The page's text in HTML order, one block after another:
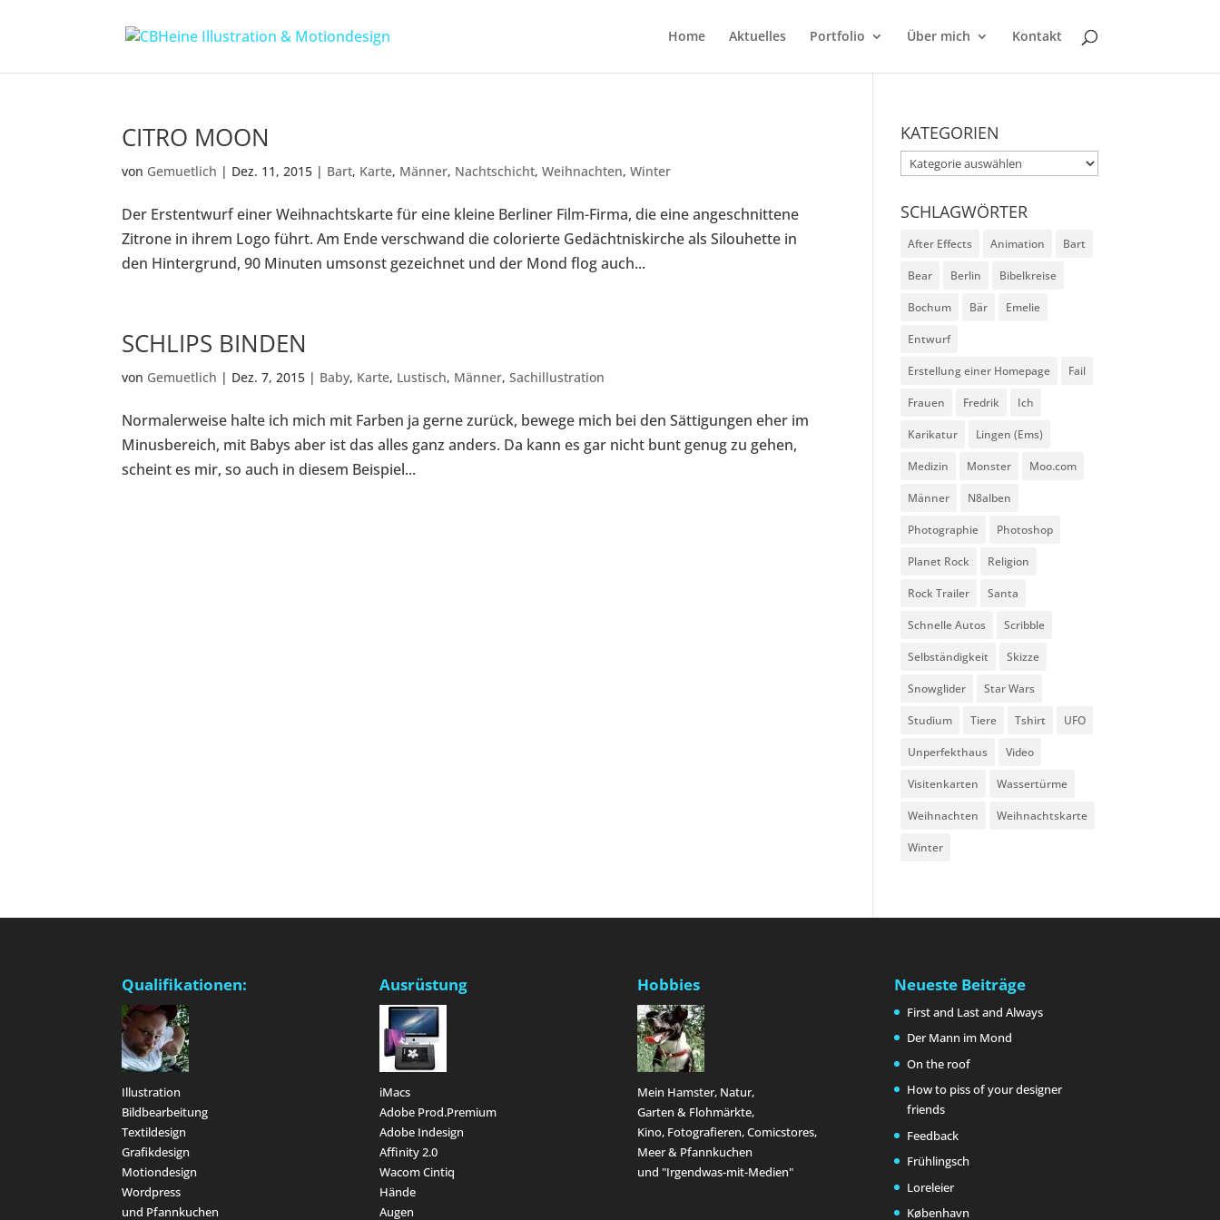
Home Aktuelles Portfolio Über mich Kontakt
CITRO MOON
von Gemuetlich | Dez. 11, 2015 | Bart, Karte, Männer, Nachtschicht,Weihnachten,Winter
Der Erstentwurf einer Weihnachtskarte für eine kleine Berliner Film-Firma, die eine angeschnittene
Zitrone in ihrem Logo führt. Am Ende verschwand die colorierte Gedächtniskirche als Silouhette in
den Hintergrund, 90 Minuten umsonst gezeichnet und der Mond flog auch...
SCHLIPS BINDEN
von Gemuetlich | Dez. 7, 2015 | Baby, Karte, Lustisch, Männer,Sachillustration
Normalerweise halte ich mich mit Farben ja gerne zurück, bewege mich bei den Sättigungen eher im
Minusbereich, mit Babys aber ist das alles ganz anders. Da kann es gar nicht bunt genug zu gehen,
scheint es mir, so auch in diesem Beispiel...
KATEGORIEN
Kategorien
SCHLAGWÖRTER
After Effects Animation Bart
Bear Berlin Bibelkreise
Bochum Bär Emelie
Entwurf
Erstellung einer Homepage Fail
Frauen Fredrik Ich
Karikatur Lingen (Ems)
Medizin Monster Moo.com
Männer N8alben
Photographie Photoshop
Planet Rock Religion
Rock Trailer Santa
Schnelle Autos Scribble
Selbständigkeit Skizze
Snowglider Star Wars
Studium Tiere Tshirt UFO
Unperfekthaus Video
Visitenkarten Wassertürme
Weihnachten Weihnachtskarte
Winter
Qualifikationen:
Illustration
Bildbearbeitung
Textildesign
Grafikdesign
Motiondesign
Wordpress
und Pfannkuchen
Ausrüstung
iMacs
Adobe Prod.Premium
Adobe Indesign
Affinity 2.0
Wacom Cintiq
Hände
Augen
Hobbies
Mein Hamster, Natur,
Garten & Flohmärkte,
Kino, Fotografieren, Comicstores,
Meer & Pfannkuchen
und "Irgendwas-mit-Medien"
Neueste Beiträge
First and Last and Always
Der Mann im Mond
On the roof
How to piss of your designer
friends
Feedback
Frühlingsch
Loreleier
København